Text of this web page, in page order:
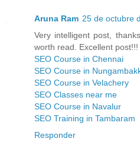
Aruna Ram 25 de octubre
Very intelligent post,
worth read. Excellent post!!!
SEO Course in Chennai
SEO Course in
SEO Course in Velachery
SEO Classes near me
SEO Course in Navalur
SEO Training in Tambaram
Responder